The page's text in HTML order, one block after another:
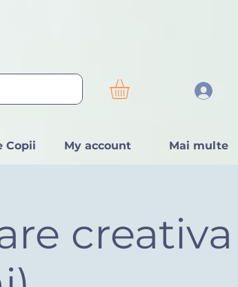
Copii My account Mai multe
creativa